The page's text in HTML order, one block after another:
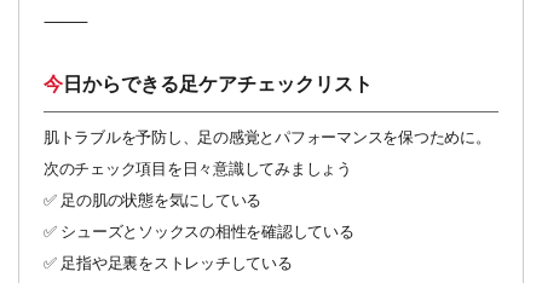
⸻
今日からできる足ケアチェックリスト
肌トラブルを予防し、足の感覚とパフォーマンスを保つために。
次のチェック項目を日々意識してみましょう
✅ 足の肌の状態を気にしている
✅ シューズとソックスの相性を確認している
✅ 足指や足裏をストレッチしている